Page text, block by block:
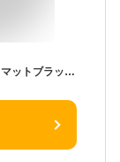
シャープ ウォーターオーブンヘルシオ AX-N1B-B マットブラック 30L 1段調理